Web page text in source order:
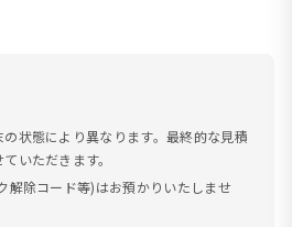
状態により異なります。最終的な見積
いただきます。
解除コード等)はお預かりいたしませ